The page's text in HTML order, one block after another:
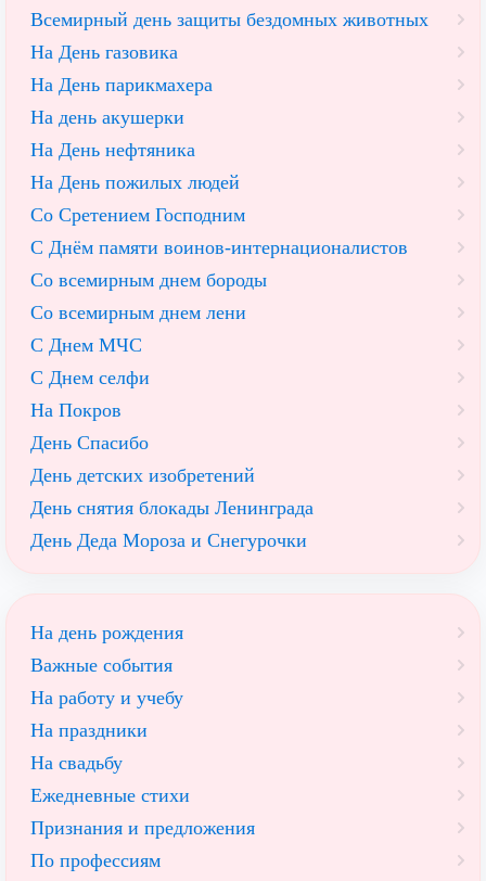
Всемирный день защиты бездомных животных
На День газовика
На День парикмахера
На день акушерки
На День нефтяника
На День пожилых людей
Со Сретением Господним
С Днём памяти воинов-интернационалистов
Со всемирным днем бороды
Со всемирным днем лени
С Днем МЧС
С Днем селфи
На Покров
День Спасибо
День детских изобретений
День снятия блокады Ленинграда
День Деда Мороза и Снегурочки
На день рождения
Важные события
На работу и учебу
На праздники
На свадьбу
Ежедневные стихи
Признания и предложения
По профессиям